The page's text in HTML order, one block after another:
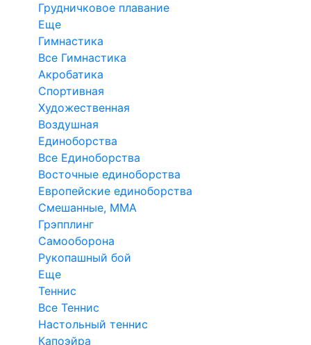
Грудничковое плавание
Еще
Гимнастика
Все Гимнастика
Акробатика
Спортивная
Художественная
Воздушная
Единоборства
Все Единоборства
Восточные единоборства
Европейские единоборства
Смешанные, ММА
Грэпплинг
Самооборона
Рукопашный бой
Еще
Теннис
Все Теннис
Настольный теннис
Капоэйра